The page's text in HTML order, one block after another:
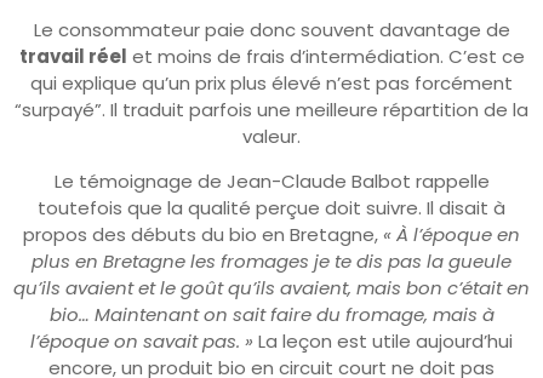
Le consommateur paie donc souvent davantage de
travail réel et moins de frais d’intermédiation. C’est ce
qui explique qu’un prix plus élevé n’est pas forcément
“surpayé”. Il traduit parfois une meilleure répartition de la
valeur.
Le témoignage de Jean-Claude Balbot rappelle
toutefois que la qualité perçue doit suivre. Il disait à
propos des débuts du bio en Bretagne,« À l’époque en
plus en Bretagne les fromages je te dis pas la gueule
qu’ils avaient et le goût qu’ils avaient, mais bon c’était en
bio… Maintenant on sait faire du fromage, mais à
l’époque on savait pas. » La leçon est utile aujourd’hui
encore, un produit bio en circuit court ne doit pas